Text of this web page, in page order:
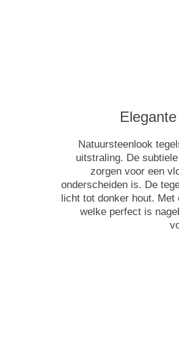
Natuursteenlook
uitstraling. De
zorgen voor een
onderscheiden is. De
licht tot donker hout. Met
welke perfect is